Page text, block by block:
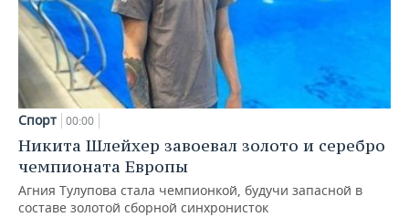
Спорт 00:00
Никита Шлейхер завоевал золото и серебро
чемпионата Европы
Агния Тулупова стала чемпионкой, будучи запасной в
составе золотой сборной синхронисток